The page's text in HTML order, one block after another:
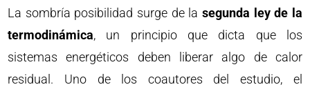
La sombría posibilidad surge de la segunda ley de la
termodinámica, un principio que dicta que los
sistemas energéticos deben liberar algo de calor
residual. Uno de los coautores del estudio, el